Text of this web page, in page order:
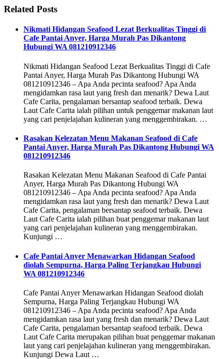
Related Posts
Nikmati Hidangan Seafood Lezat Berkualitas Tinggi di
Cafe Pantai Anyer, Harga Murah Pas Dikantong
Hubungi WA 081210912346
Nikmati Hidangan Seafood Lezat Berkualitas Tinggi di Cafe
Pantai Anyer, Harga Murah Pas Dikantong Hubungi WA
081210912346 – Apa Anda pecinta seafood? Apa Anda
mengidamkan rasa laut yang fresh dan menarik? Dewa Laut
Cafe Carita, pengalaman bersantap seafood terbaik. Dewa
Laut Cafe Carita ialah pilihan untuk penggemar makanan laut
yang cari penjelajahan kulineran yang menggembirakan. …
Rasakan Kelezatan Menu Makanan Seafood di Cafe
Pantai Anyer, Harga Murah Pas Dikantong Hubungi WA
081210912346
Rasakan Kelezatan Menu Makanan Seafood di Cafe Pantai
Anyer, Harga Murah Pas Dikantong Hubungi WA
081210912346 – Apa Anda pecinta seafood? Apa Anda
mengidamkan rasa laut yang fresh dan menarik? Dewa Laut
Cafe Carita, pengalaman bersantap seafood terbaik. Dewa
Laut Cafe Carita ialah pilihan buat penggemar makanan laut
yang cari penjelajahan kulineran yang menggembirakan.
Kunjungi …
Cafe Pantai Anyer Menawarkan Hidangan Seafood
diolah Sempurna, Harga Paling Terjangkau Hubungi
WA 081210912346
Cafe Pantai Anyer Menawarkan Hidangan Seafood diolah
Sempurna, Harga Paling Terjangkau Hubungi WA
081210912346 – Apa Anda pecinta seafood? Apa Anda
mengidamkan rasa laut yang fresh dan menarik? Dewa Laut
Cafe Carita, pengalaman bersantap seafood terbaik. Dewa
Laut Cafe Carita merupakan pilihan buat penggemar makanan
laut yang cari penjelajahan kulineran yang menggembirakan.
Kunjungi Dewa Laut …